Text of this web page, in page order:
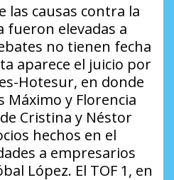
las causas contra la
fueron elevadas a
no tienen fecha
aparece el juicio por
Hotesur, en donde
y Florencia
Cristina y Néstor
hechos en el
a empresarios
López. El TOF 1, en